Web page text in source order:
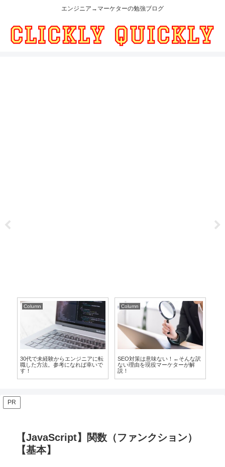
エンジニア→マーケターの勉強ブログ
Column
30代で未経験からエンジニアに転
職した方法。参考になれば幸いで
す！
Column
SEO対策は意味ない！←そんな訳
ない理由を現役マーケターが解
説！
PR
【JavaScript】関数（ファンクション）
【基本】